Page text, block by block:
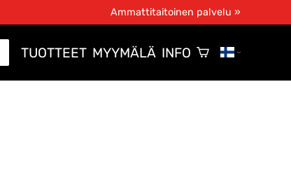
Ammattitaitoinen palvelu »
TUOTTEET MYYMÄLÄ INFO